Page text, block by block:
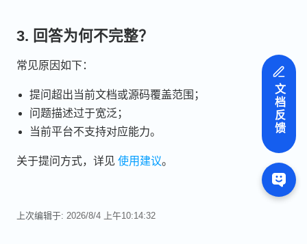
3. 回答为何不完整？
常见原因如下：
提问超出当前文档或源码覆盖范围；
问题描述过于宽泛；
当前平台不支持对应能力。
关于提问方式，详见 使用建议。
上次编辑于: 2026/8/4 上午10:14:32
文档反馈